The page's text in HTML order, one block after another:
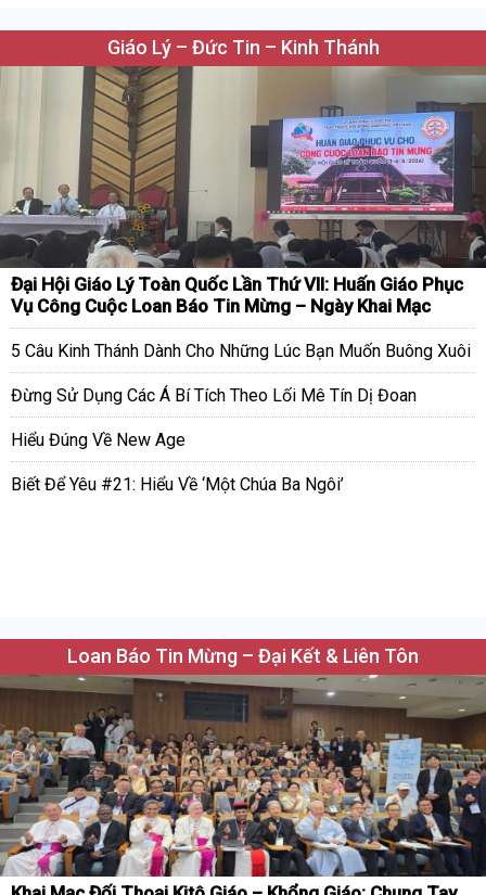
Giáo Lý – Đức Tin – Kinh Thánh
Đại Hội Giáo Lý Toàn Quốc Lần Thứ VII: Huấn Giáo Phục
Vụ Công Cuộc Loan Báo Tin Mừng – Ngày Khai Mạc
5 Câu Kinh Thánh Dành Cho Những Lúc Bạn Muốn Buông Xuôi
Đừng Sử Dụng Các Á Bí Tích Theo Lối Mê Tín Dị Đoan
Hiểu Đúng Về New Age
Biết Để Yêu #21: Hiểu Về ‘Một Chúa Ba Ngôi’
Loan Báo Tin Mừng – Đại Kết & Liên Tôn